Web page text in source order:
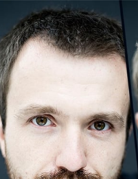
Kliknij, aby powiększyć